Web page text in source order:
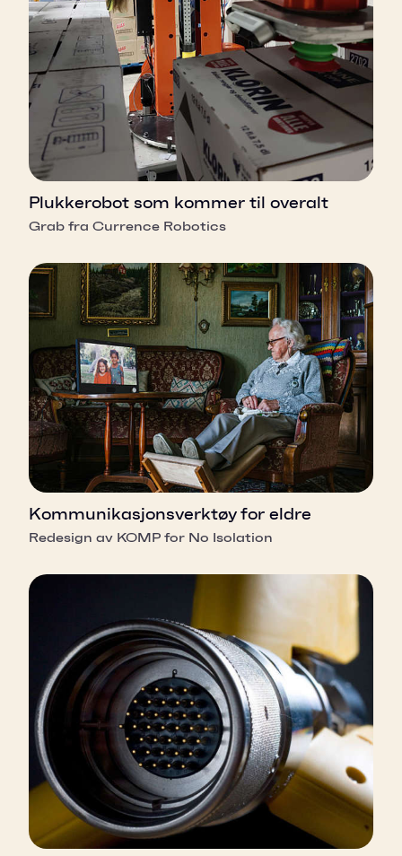
Plukkerobot som kommer til overalt
Grab fra Currence Robotics
Kommunikasjonsverktøy for eldre
Redesign av KOMP for No Isolation